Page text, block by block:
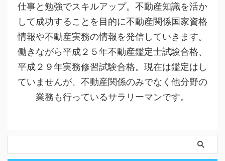
仕事と勉強でスキルアップ。不動産知識を活か
して成功することを目的に不動産関係国家資格
情報や不動産実務の情報を発信していきます。
働きながら平成２５年不動産鑑定士試験合格、
平成２９年実務修習試験合格。現在は鑑定はし
ていませんが、不動産関係のみでなく他分野の
業務も行っているサラリーマンです。